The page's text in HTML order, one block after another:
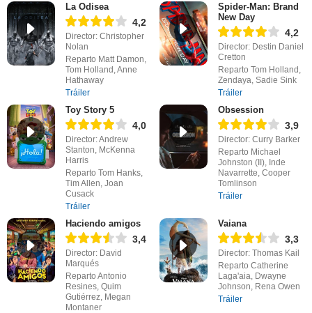
La Odisea
4,2
Director: Christopher
Nolan
Reparto Matt Damon,
Tom Holland, Anne
Hathaway
Tráiler
Spider-Man: Brand
New Day
4,2
Director: Destin Daniel
Cretton
Reparto Tom Holland,
Zendaya, Sadie Sink
Tráiler
Toy Story 5
4,0
Director: Andrew
Stanton, McKenna
Harris
Reparto Tom Hanks,
Tim Allen, Joan
Cusack
Tráiler
Obsession
3,9
Director: Curry Barker
Reparto Michael
Johnston (II), Inde
Navarrette, Cooper
Tomlinson
Tráiler
Haciendo amigos
3,4
Director: David
Marqués
Reparto Antonio
Resines, Quim
Gutiérrez, Megan
Montaner
Vaiana
3,3
Director: Thomas Kail
Reparto Catherine
Laga'aia, Dwayne
Johnson, Rena Owen
Tráiler